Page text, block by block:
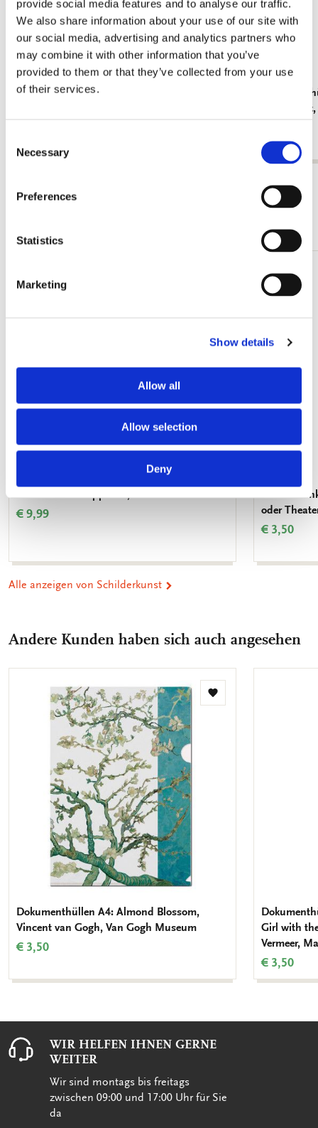
provide social media features and to analyse our traffic.
We also share information about your use of our site with
our social media, advertising and analytics partners who
may combine it with other information that you’ve
provided to them or that they’ve collected from your use
of their services.
Selection
Necessary
Preferences
Statistics
Marketing
Show details
Allow all
Allow selection
Deny
Dokumenthüllen A4: Het straatje/The Little
blauwe
Wunschliste
€ 9,99
oder
€ 3,50
Alle anzeigen von Schilderkunst
Andere Kunden haben sich auch angesehen
Zur
Dokumenthüllen A4: Almond Blossom,
Vincent van Gogh, Van Gogh Museum
€ 3,50
Girl with
Vermeer,
€ 3,50
WIR HELFEN IHNEN GERNE
WEITER
Wir sind montags bis freitags
zwischen 09:00 und 17:00 Uhr für Sie
da